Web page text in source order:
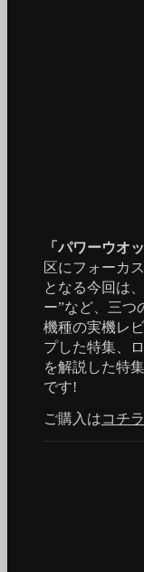
「パワーウオ
区にフォーカ
となる今回は
ー”など、三つ
機種の実機レ
プした特集、
を解説した特
です!
ご購入はコチラ